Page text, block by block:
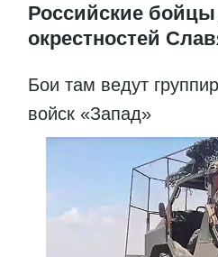
Российские
окрестностей
Бои там ведут
войск «Запад»